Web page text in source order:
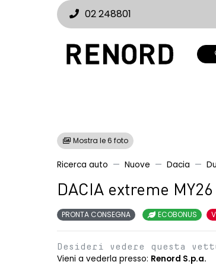
02 248801
Mostra le 6 foto
Ricerca auto Nuove Dacia
DACIA extreme
PRONTA CONSEGNA ECOBONUS
Desideri vedere questa
Vieni a vederla presso: Renord S.p.a.